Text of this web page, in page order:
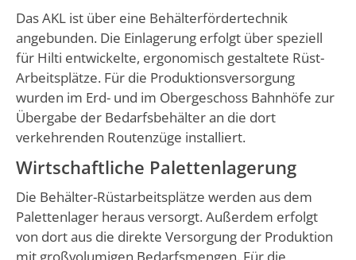
Das AKL ist über eine Behälterfördertechnik
angebunden. Die Einlagerung erfolgt über speziell
für Hilti entwickelte, ergonomisch gestaltete Rüst-
Arbeitsplätze. Für die Produktionsversorgung
wurden im Erd- und im Obergeschoss Bahnhöfe zur
Übergabe der Bedarfsbehälter an die dort
verkehrenden Routenzüge installiert.
Wirtschaftliche Palettenlagerung
Die Behälter-Rüstarbeitsplätze werden aus dem
Palettenlager heraus versorgt. Außerdem erfolgt
von dort aus die direkte Versorgung der Produktion
mit großvolumigen Bedarfsmengen. Für die